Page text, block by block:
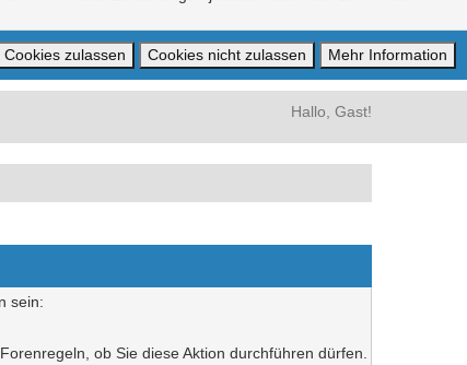
Hallo, Gast!
sein:
ob Sie diese Aktion durchführen dürfen.